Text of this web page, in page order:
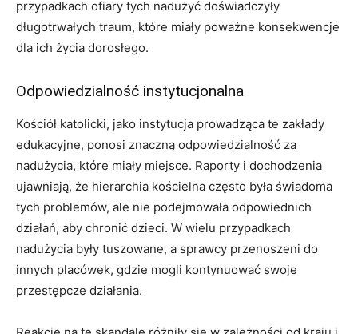
przypadkach ofiary tych nadużyć doświadczyły
długotrwałych traum, które miały poważne konsekwencje
dla ich życia dorosłego.
Odpowiedzialność instytucjonalna
Kościół katolicki, jako instytucja prowadząca te zakłady
edukacyjne, ponosi znaczną odpowiedzialność za
nadużycia, które miały miejsce. Raporty i dochodzenia
ujawniają, że hierarchia kościelna często była świadoma
tych problemów, ale nie podejmowała odpowiednich
działań, aby chronić dzieci. W wielu przypadkach
nadużycia były tuszowane, a sprawcy przenoszeni do
innych placówek, gdzie mogli kontynuować swoje
przestępcze działania.